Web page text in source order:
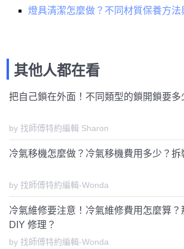
燈具清潔怎麼做？不同材質保養方法
其他人都在看
把自己鎖在外面！不同類型的鎖開鎖要多
by 找師傅特約編輯 Sharon
冷氣移機怎麼做？冷氣移機費用多少？拆
by 找師傅特約編輯-Wonda
冷氣維修要注意！冷氣維修費用怎麼算
DIY 修理？
by 找師傅特約編輯-Wonda